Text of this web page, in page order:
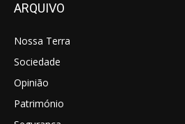
ARQUIVO
Nossa Terra
Sociedade
Opinião
Património